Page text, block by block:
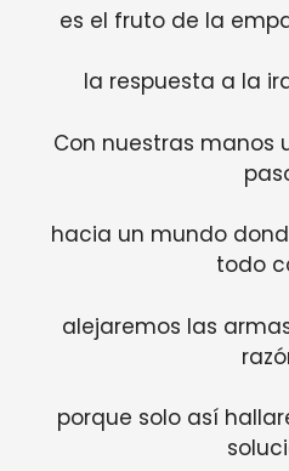
es el fruto de la
la respuesta a la
Con nuestras manos
hacia un mundo
todo
alejaremos las
porque solo así